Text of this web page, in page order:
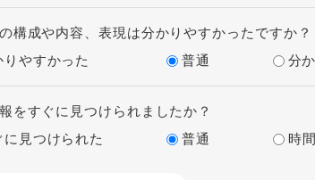
構成や内容、表現は分かりやすかったですか？
りやすかった
普通 分
をすぐに見つけられましたか？
に見つけられた
普通 時